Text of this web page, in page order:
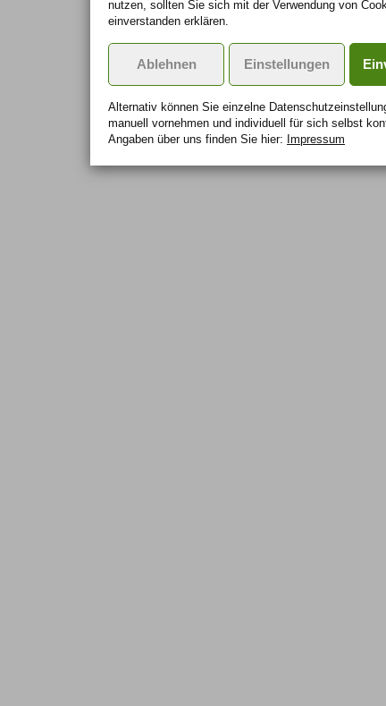
nutzen, sollten Sie sich mit der Verwendung von
einverstanden erklären.
Ablehnen Einstellungen
Alternativ können Sie einzelne
manuell vor­nehmen und indivi­duell für sich selbst
Angaben über uns finden Sie hier: Impressum